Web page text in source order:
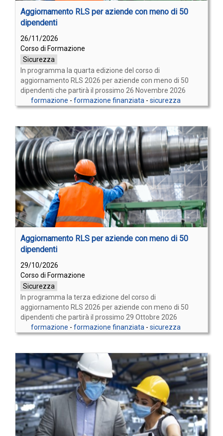
Aggiornamento RLS per aziende con meno di 50
dipendenti
26/11/2026
Corso di Formazione
Sicurezza
In programma la quarta edizione del corso di
aggiornamento RLS 2026 per aziende con meno di 50
dipendenti che partirà il prossimo 26 Novembre 2026
formazione - formazione finanziata- sicurezza
Aggiornamento RLS per aziende con meno di 50
dipendenti
29/10/2026
Corso di Formazione
Sicurezza
In programma la terza edizione del corso di
aggiornamento RLS 2026 per aziende con meno di 50
dipendenti che partirà il prossimo 29 Ottobre 2026
formazione - formazione finanziata- sicurezza